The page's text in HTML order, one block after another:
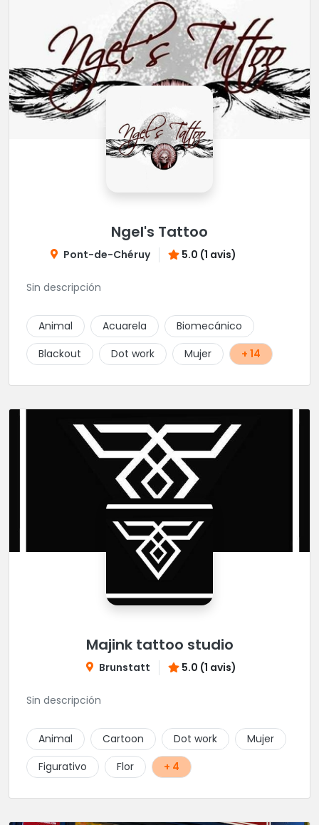
Ngel's Tattoo
Pont-de-Chéruy 5.0 (1 avis)
Sin descripción
Animal Acuarela
Biomecánico
Blackout
Dot work Mujer + 14
Majink tattoo studio
Brunstatt 5.0 (1 avis)
Sin descripción
Animal Cartoon Dot work
Mujer
Figurativo
Flor + 4